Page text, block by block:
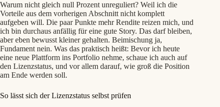
Warum nicht gleich null Prozent unreguliert? Weil ich die
Vorteile aus dem vorherigen Abschnitt nicht komplett
aufgeben will. Die paar Punkte mehr Rendite reizen mich, und
ich bin durchaus anfällig für eine gute Story. Das darf bleiben,
aber eben bewusst kleiner gehalten. Beimischung ja,
Fundament nein. Was das praktisch heißt: Bevor ich heute
eine neue Plattform ins Portfolio nehme, schaue ich auch auf
den Lizenzstatus, und vor allem darauf, wie groß die Position
am Ende werden soll.
So lässt sich der Lizenzstatus selbst prüfen